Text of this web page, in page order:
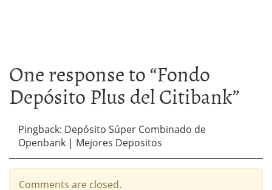
One response to “Fondo
Depósito Plus del Citibank”
Pingback: Depósito Súper Combinado de
Openbank | Mejores Depositos
Comments are closed.